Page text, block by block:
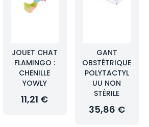
JOUET CHAT
FLAMINGO :
CHENILLE
YOWLY
11,21 €
GANT
OBSTÉTRIQUE
POLYTACTYL
UU NON
STÉRILE
35,86 €